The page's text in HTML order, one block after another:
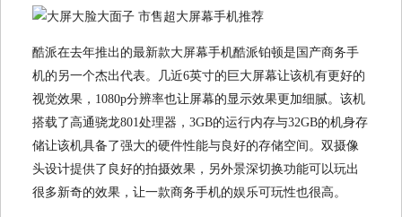
酷派在去年推出的最新款大屏幕手机酷派铂顿是国产商务手
机的另一个杰出代表。几近6英寸的巨大屏幕让该机有更好的
视觉效果，1080p分辨率也让屏幕的显示效果更加细腻。该机
搭载了高通骁龙801处理器，3GB的运行内存与32GB的机身存
储让该机具备了强大的硬件性能与良好的存储空间。双摄像
头设计提供了良好的拍摄效果，另外景深切换功能可以玩出
很多新奇的效果，让一款商务手机的娱乐可玩性也很高。